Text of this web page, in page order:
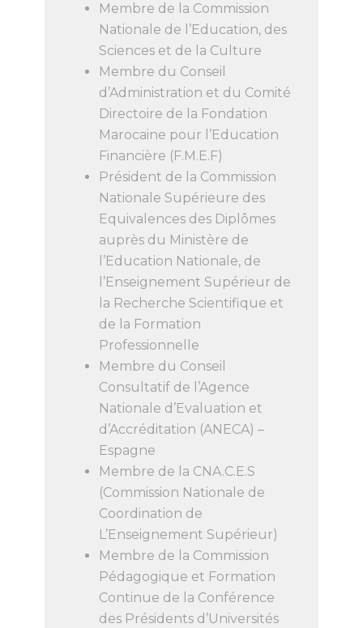
Membre de la Commission
Nationale de l’Education, des
Sciences et de la Culture
Membre du Conseil
d’Administration et du Comité
Directoire de la Fondation
Marocaine pour l’Education
Financière (F.M.E.F)
Président de la Commission
Nationale Supérieure des
Equivalences des Diplômes
auprès du Ministère de
l’Education Nationale, de
l’Enseignement Supérieur de
la Recherche Scientifique et
de la Formation
Professionnelle
Membre du Conseil
Consultatif de l’Agence
Nationale d’Evaluation et
d’Accréditation (ANECA) –
Espagne
Membre de la CNA.C.E.S
(Commission Nationale de
Coordination de
L’Enseignement Supérieur)
Membre de la Commission
Pédagogique et Formation
Continue de la Conférence
des Présidents d’Universités